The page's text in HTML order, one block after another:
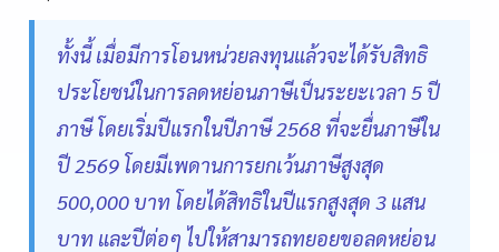
ทั้งนี้ เมื่อมีการโอนหน่วยลงทุนแล้วจะได้รับสิทธิ
ประโยชน์ในการลดหย่อนภาษีเป็นระยะเวลา 5 ปี
ภาษี โดยเริ่มปีแรกในปีภาษี 2568 ที่จะยื่นภาษีใน
ปี 2569 โดยมีเพดานการยกเว้นภาษีสูงสุด
500,000 บาท โดยได้สิทธิในปีแรกสูงสุด 3 แสน
บาท และปีต่อๆ ไปให้สามารถทยอยขอลดหย่อน